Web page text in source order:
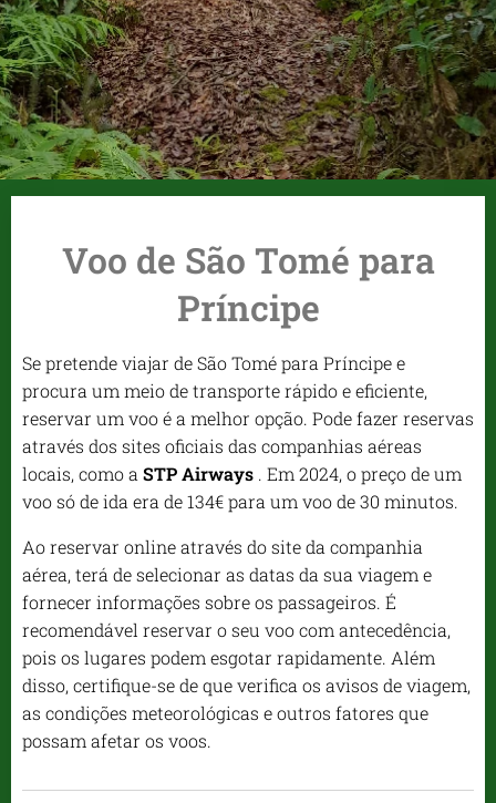
Voo de São Tomé para
Príncipe
Se pretende viajar de São Tomé para Príncipe e
procura um meio de transporte rápido e eficiente,
reservar um voo é a melhor opção. Pode fazer reservas
através dos sites oficiais das companhias aéreas
locais, como a STP Airways . Em 2024, o preço de um
voo só de ida era de 134€ para um voo de 30 minutos.
Ao reservar online através do site da companhia
aérea, terá de selecionar as datas da sua viagem e
fornecer informações sobre os passageiros. É
recomendável reservar o seu voo com antecedência,
pois os lugares podem esgotar rapidamente. Além
disso, certifique-se de que verifica os avisos de viagem,
as condições meteorológicas e outros fatores que
possam afetar os voos.